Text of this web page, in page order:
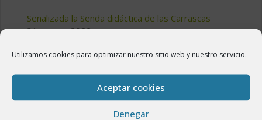
Utilizamos cookies para optimizar nuestro sitio web y nuestro servicio.
Aceptar cookies
Denegar
Señalizada la Senda didáctica de las Carrascas
31 marzo, 2022
Anuncio de modificación de la Ordenanza fiscal
Contrato de servicios: Bar Centro Social y Bar